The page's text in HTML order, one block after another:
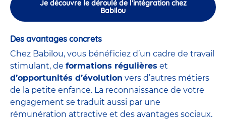
Je découvre le déroulé de l’intégration chez
Babilou
Des avantages concrets
Chez Babilou, vous bénéficiez d’un cadre de travail
stimulant, de formations régulières et
d’opportunités d’évolution vers d’autres métiers
de la petite enfance. La reconnaissance de votre
engagement se traduit aussi par une
rémunération attractive et des avantages sociaux.